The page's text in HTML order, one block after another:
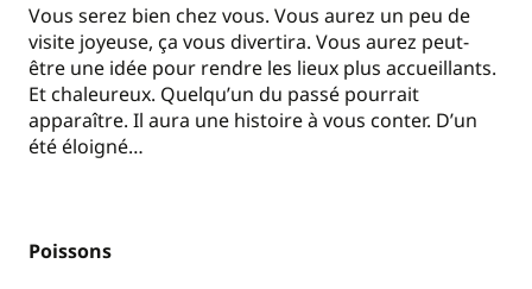
Vous serez bien chez vous. Vous aurez un peu de
visite joyeuse, ça vous divertira. Vous aurez peut-
être une idée pour rendre les lieux plus accueillants.
Et chaleureux. Quelqu’un du passé pourrait
apparaître. Il aura une histoire à vous conter. D’un
été éloigné…
Poissons